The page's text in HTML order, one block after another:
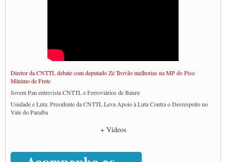
Diretor da CNTTL debate com deputado Zé Trovão melhorias na MP do Piso
Mínimo de Frete
Jovem Pan entrevista CNTTL e Ferroviários de Bauru
Unidade e Luta: Presidente da CNTTL Leva Apoio à Luta Contra o Desrespeito no
Vale do Paraíba
Caminhoneiros prometem paralisação e cobram diálogo com Lula
+ Vídeos